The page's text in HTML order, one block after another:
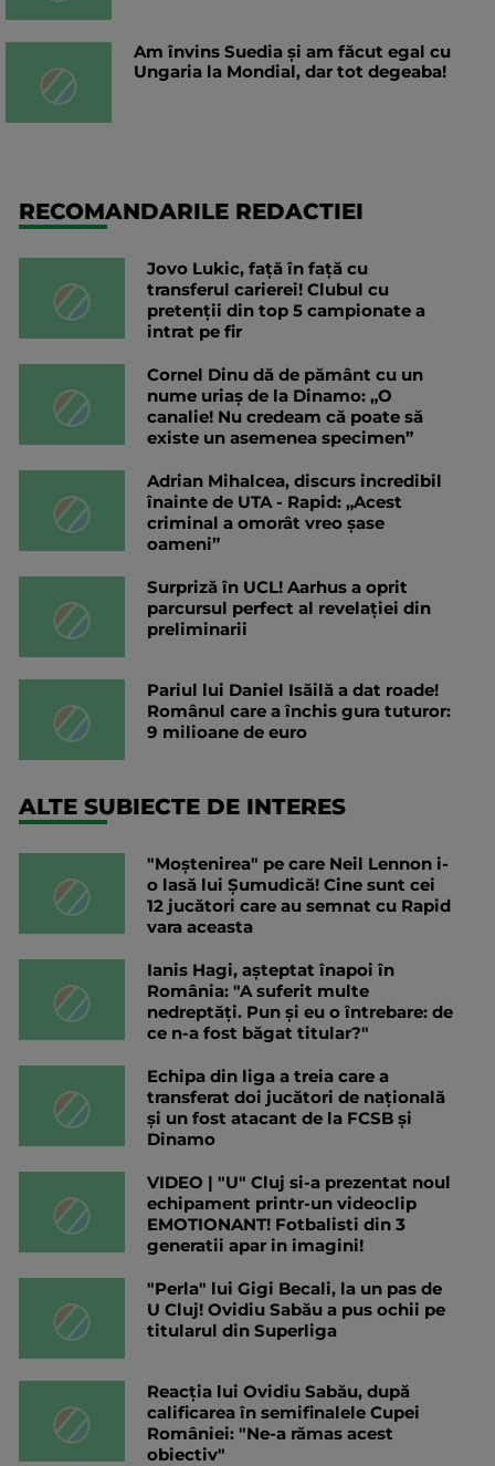
Am învins Suedia și am făcut egal cu
Ungaria la Mondial, dar tot degeaba!
RECOMANDARILE REDACTIEI
Jovo Lukic, față în față cu
transferul carierei! Clubul cu
pretenții din top 5 campionate a
intrat pe fir
Cornel Dinu dă de pământ cu un
nume uriaș de la Dinamo: „O
canalie! Nu credeam că poate să
existe un asemenea specimen”
Adrian Mihalcea, discurs incredibil
înainte de UTA - Rapid: „Acest
criminal a omorât vreo șase
oameni”
Surpriză în UCL! Aarhus a oprit
parcursul perfect al revelației din
preliminarii
Pariul lui Daniel Isăilă a dat roade!
Românul care a închis gura tuturor:
9 milioane de euro
ALTE SUBIECTE DE INTERES
"Moștenirea" pe care Neil Lennon i-
o lasă lui Șumudică! Cine sunt cei
12 jucători care au semnat cu Rapid
vara aceasta
Ianis Hagi, așteptat înapoi în
România: "A suferit multe
nedreptăți. Pun și eu o întrebare: de
ce n-a fost băgat titular?"
Echipa din liga a treia care a
transferat doi jucători de națională
și un fost atacant de la FCSB și
Dinamo
VIDEO | "U" Cluj si-a prezentat noul
echipament printr-un videoclip
EMOTIONANT! Fotbalisti din 3
generatii apar in imagini!
"Perla" lui Gigi Becali, la un pas de
U Cluj! Ovidiu Sabău a pus ochii pe
titularul din Superliga
Reacția lui Ovidiu Sabău, după
calificarea în semifinalele Cupei
României: "Ne-a rămas acest
obiectiv"